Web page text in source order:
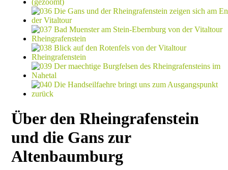
Über den Rheingrafenstein
und die Gans zur
Altenbaumburg